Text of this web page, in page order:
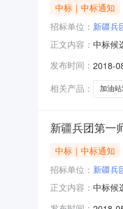
中标｜中标通知
招标单位： 新疆兵
正文内容： 中标候
发布时间： 2018-
相关产品：
加油
新疆兵团第一
中标｜中标通知
招标单位： 新疆兵
正文内容： 中标候